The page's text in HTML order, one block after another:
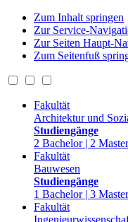
Zum Inhalt springen
Zur Service-
Zur Seiten Haupt-
Zum Seitenfuß
Fakultät
Architektur und
Studiengänge
2 Bachelor | 2 Master
Fakultät
Bauwesen
Studiengänge
1 Bachelor | 3
Fakultät